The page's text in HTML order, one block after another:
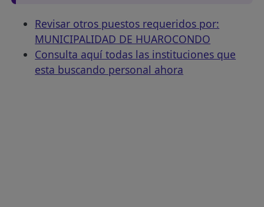
Revisar otros puestos requeridos por:
MUNICIPALIDAD DE HUAROCONDO
Consulta aquí todas las instituciones que
esta buscando personal ahora